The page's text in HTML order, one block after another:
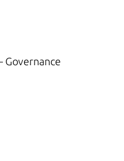
Governance